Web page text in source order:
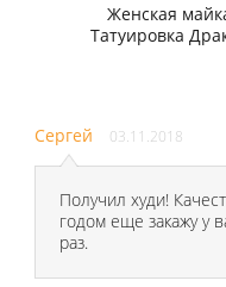
Женская
Татуировка
Сергей 03.11.2018
Получил худи!
годом еще закажу у
раз.